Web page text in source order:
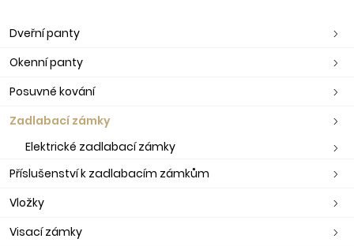
Dveřní panty
Okenní panty
Posuvné kování
Zadlabací zámky
Elektrické zadlabací zámky
Příslušenství k zadlabacím zámkům
Vložky
Visací zámky